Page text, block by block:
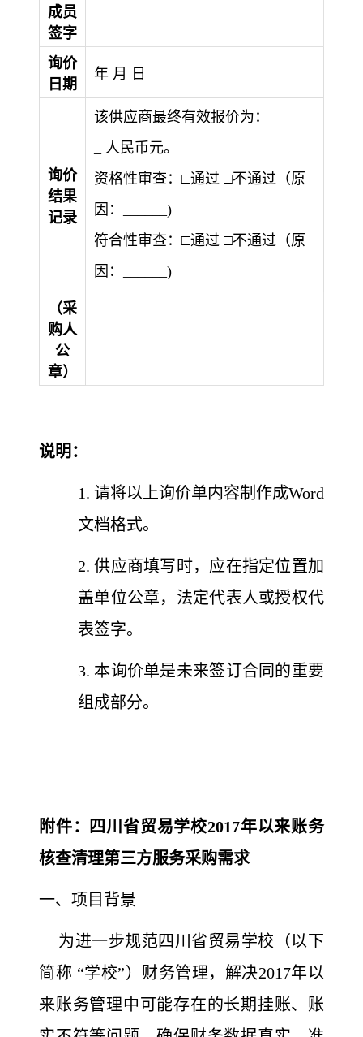
成员
签字
询价
日期
年 月 日
询价
结果
记录
该供应商最终有效报价为：
人民币元。
资格性审查：□通过 □不通过（原
因：
)
符合性审查：□通过 □不通过（原
因：______)
（采
购人
公
章）
说明：
1. 请将以上询价单内容制作成Word
文档格式。
2. 供应商填写时，应在指定位置加
盖单位公章，法定代表人或授权代
表签字。
3. 本询价单是未来签订合同的重要
组成部分。
附件：四川省贸易学校2017年以来账务
核查清理第三方服务采购需求
一、项目背景
为进一步规范四川省贸易学校（以下
简称 “学校”）财务管理，解决2017年以
来账务管理中可能存在的长期挂账、账